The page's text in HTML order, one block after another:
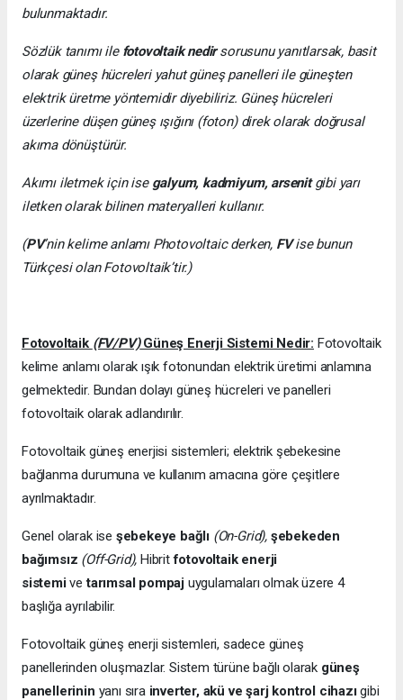
bulunmaktadır.
Sözlük tanımı ile fotovoltaik nedirsorusunu yanıtlarsak, basit
olarak güneş hücreleri yahut güneş panelleri ile güneşten
elektrik üretme yöntemidir diyebiliriz. Güneş hücreleri
üzerlerine düşen güneş ışığını (foton) direk olarak doğrusal
akıma dönüştürür.
Akımı iletmek için ise galyum, kadmiyum, arsenitgibi yarı
iletken olarak bilinen materyalleri kullanır.
(PV’nin kelime anlamı Photovoltaic derken, FVise bunun
Türkçesi olan Fotovoltaik’tir.)
Fotovoltaik (FV/PV)Güneş Enerji Sistemi Nedir: Fotovoltaik
kelime anlamı olarak ışık fotonundan elektrik üretimi anlamına
gelmektedir. Bundan dolayı güneş hücreleri ve panelleri
fotovoltaik olarak adlandırılır.
Fotovoltaik güneş enerjisi sistemleri; elektrik şebekesine
bağlanma durumuna ve kullanım amacına göre çeşitlere
ayrılmaktadır.
Genel olarak ise şebekeye bağlı (On-Grid), şebekeden
bağımsız (Off-Grid), Hibritfotovoltaik enerji
sistemivetarımsal pompaj uygulamaları olmak üzere 4
başlığa ayrılabilir.
Fotovoltaik güneş enerji sistemleri, sadece güneş
panellerinden oluşmazlar. Sistem türüne bağlı olarak güneş
panellerinin yanı sıra inverter, akü ve şarj kontrol cihazıgibi